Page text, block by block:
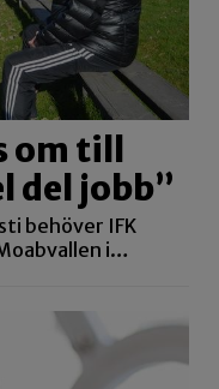
om till
del jobb”
behöver IFK
i…